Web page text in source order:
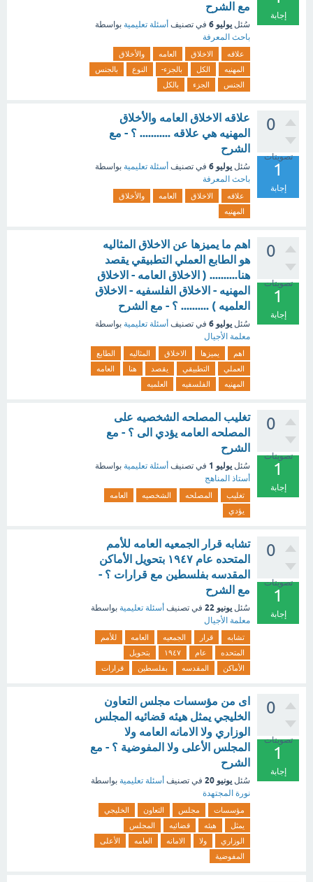
إجابة
مع الشرح
سُئل يوليو 6 في تصنيف أسئلة تعليمية بواسطة
باحث المعرفة
علاقه الاخلاق العامه
والأخلاق
المهنيه
الكل بالجزء- النوع
بالجنس
الجنس
الجزء بالكل
0
تصويتات
1
إجابة
علاقه الاخلاق العامه والأخلاق
المهنيه هي علاقه ........... ؟ - مع
الشرح
سُئل يوليو 6 في تصنيف أسئلة تعليمية بواسطة
باحث المعرفة
علاقه الاخلاق العامه
والأخلاق
المهنيه
0
تصويتات
1
إجابة
اهم ما يميزها عن الاخلاق المثاليه
هو الطابع العملي التطبيقي يقصد
هنا.......... ( الاخلاق العامه - الاخلاق
المهنيه - الاخلاق الفلسفيه - الاخلاق
العلميه ) .......... ؟ - مع الشرح
سُئل يوليو 6 في تصنيف أسئلة تعليمية بواسطة
معلمة الأجيال
اهم يميزها الاخلاق المثاليه
الطابع
العملي
التطبيقي يقصد هنا
العامه
المهنيه
الفلسفيه العلميه
0
تصويتات
1
إجابة
تغليب المصلحه الشخصيه على
المصلحه العامه يؤدي الى ؟ - مع
الشرح
سُئل يوليو 1 في تصنيف أسئلة تعليمية بواسطة
أستاذ المناهج
تغليب المصلحه الشخصيه
العامه
يؤدي
0
تصويتات
1
إجابة
تشابه قرار الجمعيه العامه للأمم
المتحده عام ١٩٤٧ بتحويل الأماكن
المقدسه بفلسطين مع قرارات ؟ -
مع الشرح
سُئل يونيو 22 في تصنيف أسئلة تعليمية بواسطة
معلمة الأجيال
تشابه قرار الجمعيه العامه
للأمم
المتحده
عام ١٩٤٧
بتحويل
الأماكن
المقدسه بفلسطين قرارات
0
تصويتات
1
إجابة
اى من مؤسسات مجلس التعاون
الخليجي يمثل هيئه قضائيه المجلس
الوزاري ولا الامانه العامه ولا
المجلس الأعلى ولا المفوضية ؟ - مع
الشرح
سُئل يونيو 20 في تصنيف أسئلة تعليمية بواسطة
نورة المجتهدة
مؤسسات مجلس التعاون
الخليجي
يمثل
هيئه قضائيه
المجلس
الوزاري
ولا الامانه العامه
الأعلى
المفوضية